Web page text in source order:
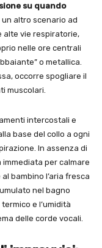
su quando
altro scenario ad
alte vie respiratorie,
nelle ore centrali
o metallica.
occorre spogliare il
muscolari.
intercostali e
base del collo a ogni
In assenza di
per calmare
bambino l’aria fresca
nel bagno
e l’umidità
delle corde vocali.